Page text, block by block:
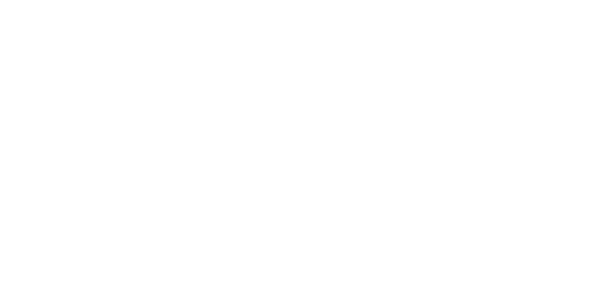
en suivant ce